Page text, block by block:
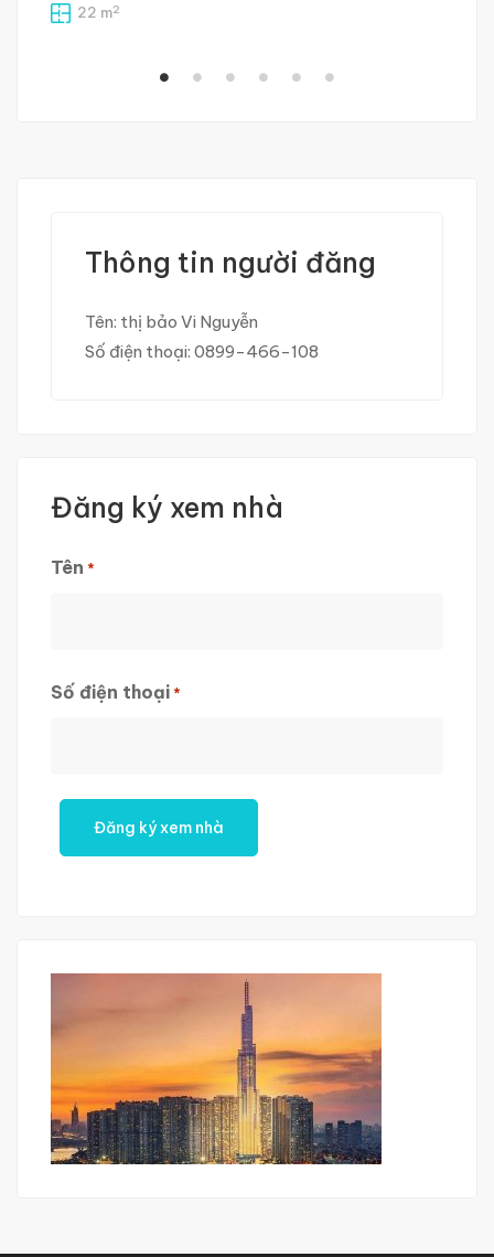
22 m2
Thông tin người đăng
Tên: thị bảo Vi Nguyễn
Số điện thoại: 0899-466-108
Đăng ký xem nhà
Tên *
Số điện thoại *